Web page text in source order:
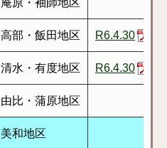
庵原・袖師地区
高部・飯田地区 R6.4.30
清水・有度地区 R6.4.30
由比・蒲原地区
美和地区